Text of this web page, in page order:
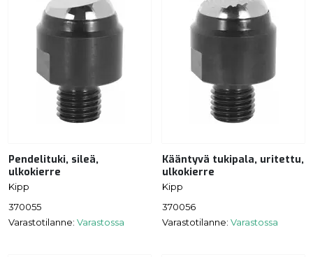
Pendelituki, sileä,
ulkokierre
Kipp
370055
Varastotilanne: Varastossa
Kääntyvä tukipala, uritettu,
ulkokierre
Kipp
370056
Varastotilanne: Varastossa